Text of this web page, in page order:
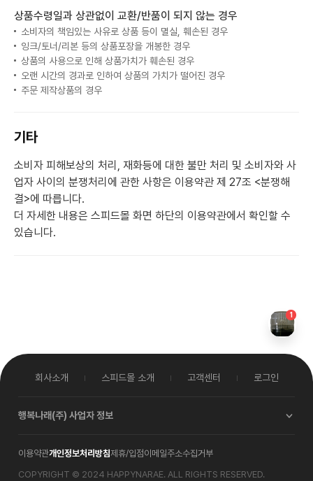
상품수령일과 상관없이 교환/반품이 되지 않는 경우
소비자의 책임있는 사유로 상품 등이 멸실, 훼손된 경우
잉크/토너/리본 등의 상품포장을 개봉한 경우
상품의 사용으로 인해 상품가치가 훼손된 경우
오랜 시간의 경과로 인하여 상품의 가치가 떨어진 경우
주문 제작상품의 경우
기타
소비자 피해보상의 처리, 재화등에 대한 불만 처리 및 소비자와 사
업자 사이의 분쟁처리에 관한 사항은 이용약관 제 27조 <분쟁해
결>에 따릅니다.
더 자세한 내용은 스피드몰 화면 하단의 이용약관에서 확인할 수
있습니다.
1
회사소개 스피드몰 소개 고객센터 로그인
이용약관개인정보처리방침제휴/입점이메일주소수집거부
행복나래(주) 사업자 정보
사업자등록번호
COPYRIGHT © 2024 HAPPYNARAE. ALL RIGHTS RESERVED.